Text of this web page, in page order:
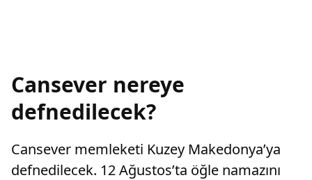
Cansever nereye
defnedilecek?
Cansever memleketi Kuzey Makedonya’ya
defnedilecek. 12 Ağustos’ta öğle namazını